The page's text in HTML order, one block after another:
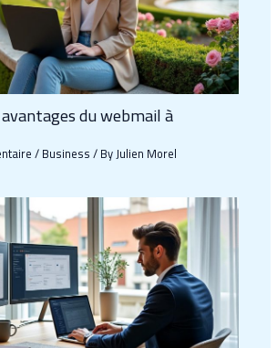
du webmail à
/Business/ ByJulien Morel